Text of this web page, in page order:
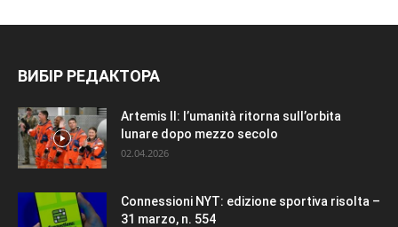
ВИБІР РЕДАКТОРА
Artemis II: l’umanità ritorna sull’orbita
lunare dopo mezzo secolo
02.04.2026
Connessioni NYT: edizione sportiva risolta –
31 marzo, n. 554